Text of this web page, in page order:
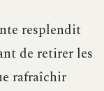
resplendit
de retirer les
rafraîchir